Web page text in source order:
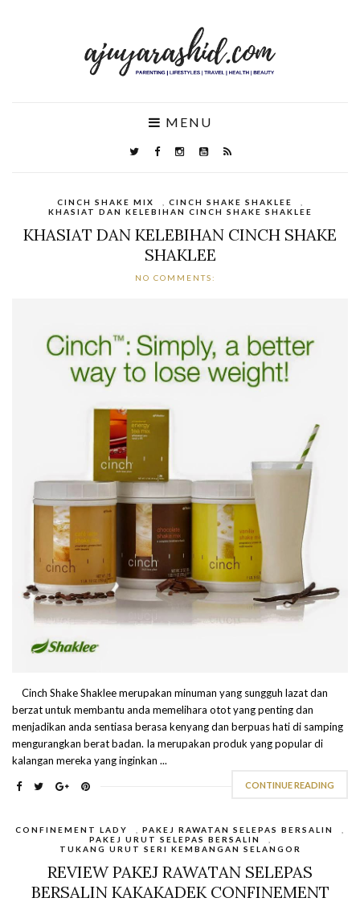
MENU
CINCH SHAKE MIX CINCH SHAKE SHAKLEE
KHASIAT DAN KELEBIHAN CINCH SHAKE SHAKLEE
KHASIAT DAN KELEBIHAN CINCH SHAKE
SHAKLEE
NO COMMENTS:
Cinch Shake Shaklee merupakan minuman yang sungguh lazat dan
berzat untuk membantu anda memelihara otot yang penting dan
menjadikan anda sentiasa berasa kenyang dan berpuas hati di samping
mengurangkan berat badan. Ia merupakan produk yang popular di
kalangan mereka yang inginkan ...
CONTINUE READING
CONFINEMENT LADY PAKEJ RAWATAN SELEPAS BERSALIN
PAKEJ URUT SELEPAS BERSALIN
TUKANG URUT SERI KEMBANGAN SELANGOR
REVIEW PAKEJ RAWATAN SELEPAS
BERSALIN KAKAKADEK CONFINEMENT